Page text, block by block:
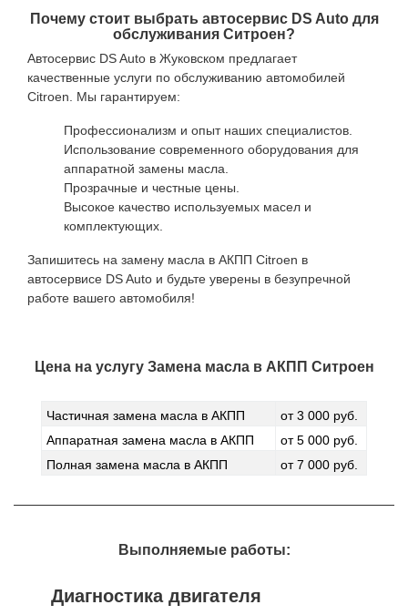
Почему стоит выбрать автосервис DS Auto для
обслуживания Ситроен?
Автосервис DS Auto в Жуковском предлагает
качественные услуги по обслуживанию автомобилей
Citroen. Мы гарантируем:
Профессионализм и опыт наших специалистов.
Использование современного оборудования для
аппаратной замены масла.
Прозрачные и честные цены.
Высокое качество используемых масел и
комплектующих.
Запишитесь на замену масла в АКПП Citroen в
автосервисе DS Auto и будьте уверены в безупречной
работе вашего автомобиля!
Цена на услугу Замена масла в АКПП Ситроен
Частичная замена масла в АКПП
от 3 000 руб.
Аппаратная замена масла в АКПП
от 5 000 руб.
Полная замена масла в АКПП
от 7 000 руб.
Выполняемые работы:
Диагностика двигателя